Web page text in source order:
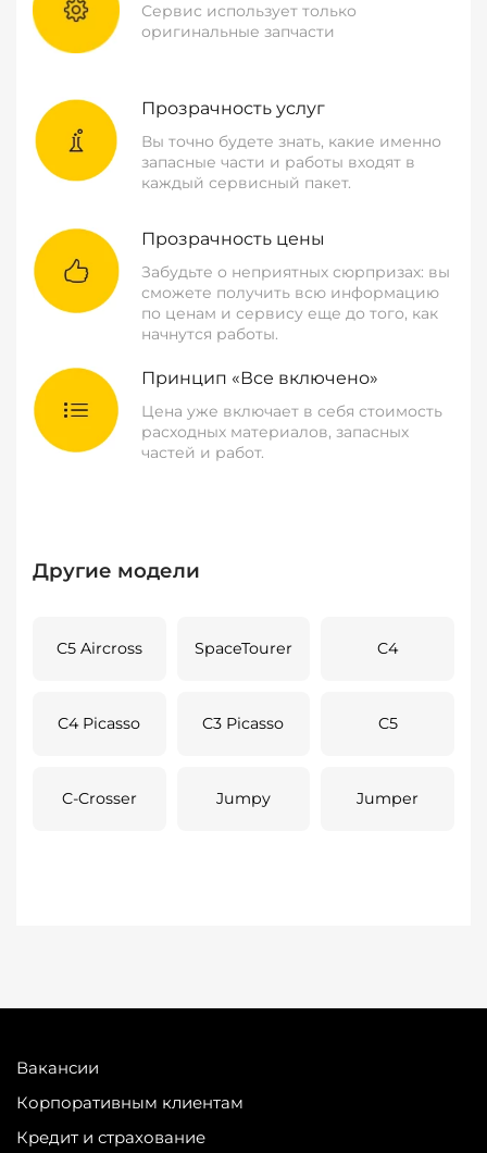
Сервис использует только
оригинальные запчасти
Прозрачность услуг
Вы точно будете знать, какие именно
запасные части и работы входят в
каждый сервисный пакет.
Прозрачность цены
Забудьте о неприятных сюрпризах: вы
сможете получить всю информацию
по ценам и сервису еще до того, как
начнутся работы.
Принцип «Все включено»
Цена уже включает в себя стоимость
расходных материалов, запасных
частей и работ.
Другие модели
C5 Aircross SpaceTourer C4
C4 Picasso C3 Picasso C5
C-Crosser Jumpy Jumper
Вакансии
Корпоративным клиентам
Кредит и страхование